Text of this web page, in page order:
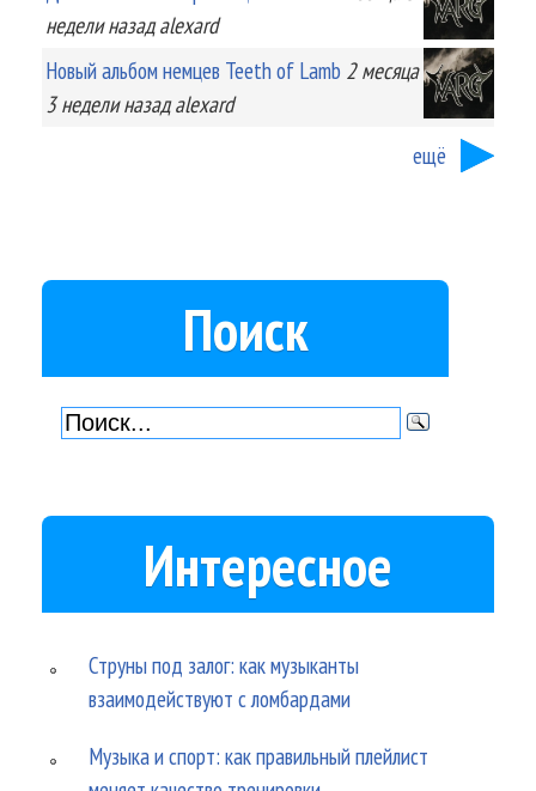
неделиназад alexard
Новый альбом немцев Teeth of Lamb 2 месяца
3 неделиназад alexard
ещё
Поиск
Интересное
Струны под залог: как музыканты
взаимодействуют с ломбардами
Музыка и спорт: как правильный плейлист